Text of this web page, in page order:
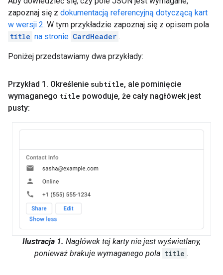
zapoznaj się z dokumentacją referencyjną dotyczącą kart
w wersji 2. W tym przykładzie zapoznaj się z opisem pola
title na stronie CardHeader .
Poniżej przedstawiamy dwa przykłady:
Przykład 1 . Określenie subtitle, ale pominięcie
wymaganego title powoduje, że cały nagłówek jest
pusty:
Ilustracja 1. Nagłówek tej karty nie jest wyświetlany,
ponieważ brakuje wymaganego pola title .